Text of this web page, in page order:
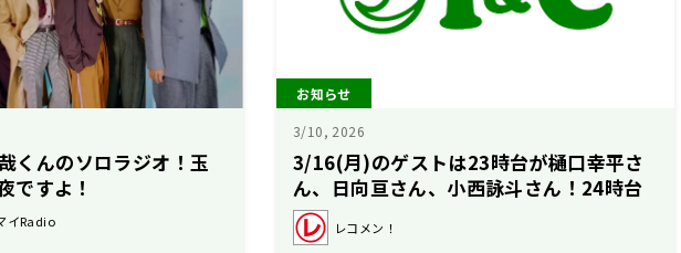
くんのソロラジオ！玉
ですよ！
イRadio
お知らせ
3/10, 2026
3/16(月)のゲストは23時台が樋口幸平さ
ん、日向亘さん、小西詠斗さん！24時台
は「ONSENSE」のヨシアキさん、ウサタ
クマさん！【駒木根葵汰のレコメン！】
レコメン！